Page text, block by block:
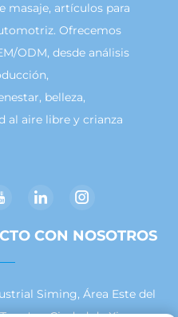
masaje, artículos para
Ofrecemos
ODM, desde análisis
belleza,
al aire libre y crianza
CON NOSOTROS
Siming, Área Este del